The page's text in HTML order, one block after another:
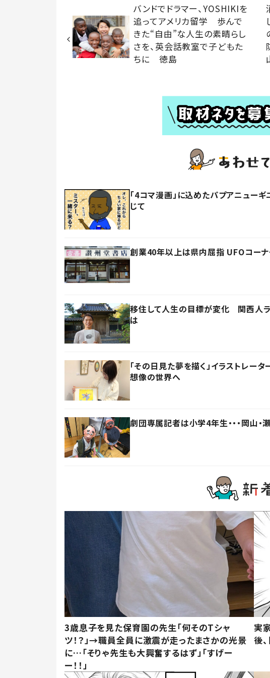
バンドでドラマー、YOSHIKIを
追ってアメリカ留学 歩んで
きた“自由”な人生の素晴らし
さを、英会話教室で子どもた
ちに 徳島
「4コマ漫画」に込めたパプアニュ
じて
創業40年以上は県内屈指 UFOコー
移住して人生の目標が変化 関西人ラ
は
「その日見た夢を描く」イラストレ
想像の世界へ
劇団専属記者は小学4年生・・・岡山
3歳息子を見た保育園の先生「何そのTシャ
ツ！？」→職員全員に激震が走ったまさかの光景
に…「そりゃ先生も大興奮するはず」「すげー
ー！！」
実
後